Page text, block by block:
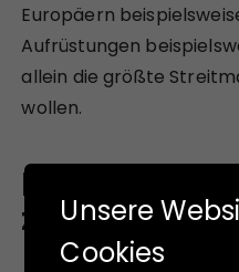
Europäern
Aufrüstungen
allein die größte
wollen.
Finden West
zueinander?
Unsere
Cookies